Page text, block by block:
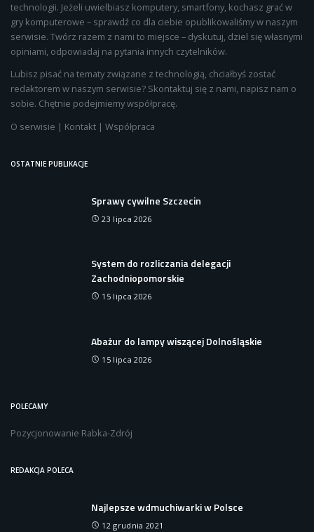
technologii. Jeżeli uwielbiasz komputery, smartfony, kochasz grać w
gry komputerowe – sprawdź co dla ciebie opublikowaliśmy w naszym
serwisie. Twórz razem z nami to miejsce – dyskutuj, dziel się własnymi
opiniami, odpowiadaj na pytania innych czytelników.
Lubisz pisać na tematy związane z technologią, chciałbyś zostać
redaktorem w naszym serwisie? Skontaktuj się z nami, napisz nam o
sobie. Chętnie podejmiemy współpracę.
O serwisie | Kontakt | Współpraca
OSTATNIE PUBLIKACJE
Sprawy cywilne Szczecin
23 lipca 2026
System do rozliczania delegacji
Zachodniopomorskie
15 lipca 2026
Abażur do lampy wiszącej Dolnośląskie
15 lipca 2026
POLECAMY
Pozycjonowanie Rabka-Zdrój
REDAKCJA POLECA
Najlepsze wdmuchiwarki w Polsce
12 grudnia 2021